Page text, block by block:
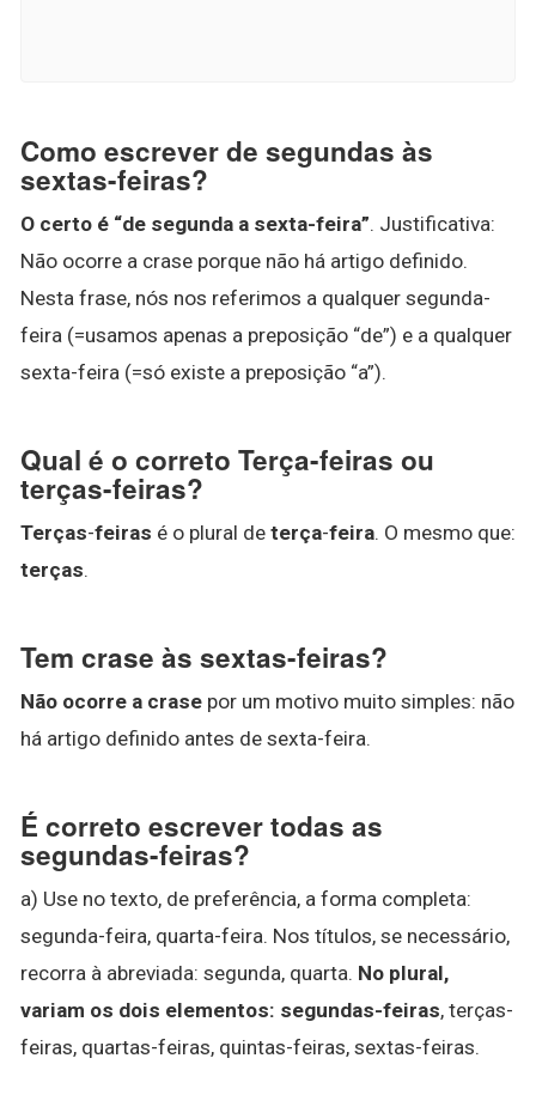
Como escrever de segundas às
sextas-feiras?
O certo é “de segunda a sexta-feira”. Justificativa:
Não ocorre a crase porque não há artigo definido.
Nesta frase, nós nos referimos a qualquer segunda-
feira (=usamos apenas a preposição “de”) e a qualquer
sexta-feira (=só existe a preposição “a”).
Qual é o correto Terça-feiras ou
terças-feiras?
Terças-feiras é o plural de terça-feira. O mesmo que:
terças.
Tem crase às sextas-feiras?
Não ocorre a crase por um motivo muito simples: não
há artigo definido antes de sexta-feira.
É correto escrever todas as
segundas-feiras?
a) Use no texto, de preferência, a forma completa:
segunda-feira, quarta-feira. Nos títulos, se necessário,
recorra à abreviada: segunda, quarta. No plural,
variam os dois elementos: segundas-feiras, terças-
feiras, quartas-feiras, quintas-feiras, sextas-feiras.